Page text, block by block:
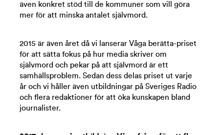
även konkret stöd till de kommuner som vill göra
mer för att minska antalet självmord.
2015 är även året då vi lanserar Våga berätta-priset
för att sätta fokus på hur media skriver om
självmord och pekar på att självmord är ett
samhällsproblem. Sedan dess delas priset ut varje
år och vi håller även utbildningar på Sveriges Radio
och flera redaktioner för att öka kunskapen bland
journalister.